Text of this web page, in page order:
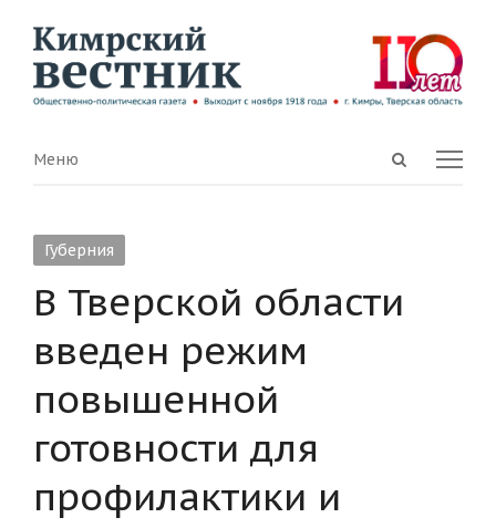
Open
Menu
Меню
Губерния
В Тверской области
введен режим
повышенной
готовности для
профилактики и